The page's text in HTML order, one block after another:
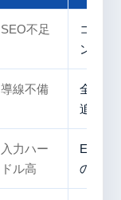
SEO不足
コンテ
ング・
導線不備
全ペー
追従ボ
入力ハー
ドル高
EFO（
の払拭